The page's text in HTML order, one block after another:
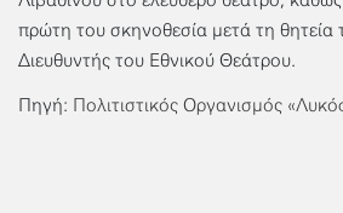
πρώτη του σκηνοθεσία μετά τη θητεία
Διευθυντής του Εθνικού Θεάτρου.
Πηγή: Πολιτιστικός Οργανισμός